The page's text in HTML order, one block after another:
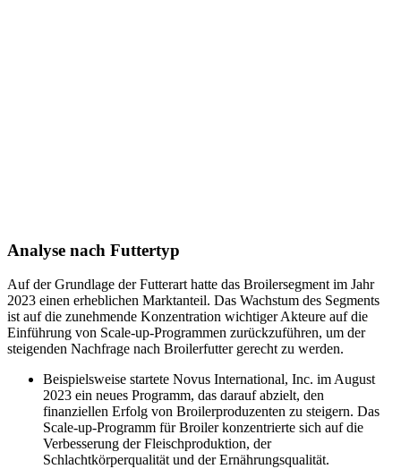
Analyse nach Futtertyp
Auf der Grundlage der Futterart hatte das Broilersegment im Jahr
2023 einen erheblichen Marktanteil. Das Wachstum des Segments
ist auf die zunehmende Konzentration wichtiger Akteure auf die
Einführung von Scale-up-Programmen zurückzuführen, um der
steigenden Nachfrage nach Broilerfutter gerecht zu werden.
Beispielsweise startete Novus International, Inc. im August
2023 ein neues Programm, das darauf abzielt, den
finanziellen Erfolg von Broilerproduzenten zu steigern. Das
Scale-up-Programm für Broiler konzentrierte sich auf die
Verbesserung der Fleischproduktion, der
Schlachtkörperqualität und der Ernährungsqualität.